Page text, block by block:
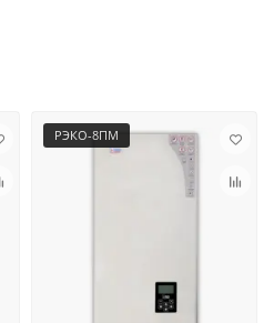
РЭКО-8ПМ